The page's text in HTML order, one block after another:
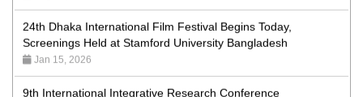
Screenings Held at Stamford University Bangladesh
Jan 15, 2026
Feb 29, 2024